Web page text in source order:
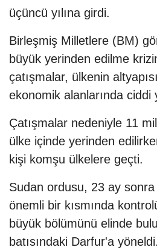
üçüncü yılına girdi.
Birleşmiş Milletlere (BM)
büyük yerinden edilme
çatışmalar, ülkenin
ekonomik alanlarında ciddi
Çatışmalar nedeniyle 11
ülke içinde yerinden
kişi komşu ülkelere geçti.
Sudan ordusu, 23 ay
önemli bir kısmında
büyük bölümünü elinde
batısındaki Darfur'a yöneldi.